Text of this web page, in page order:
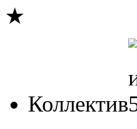
★
Коллектив